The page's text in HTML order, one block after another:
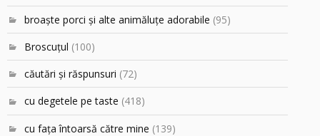
broaşte porci şi alte animăluţe adorabile (95)
Broscuțul (100)
căutări şi răspunsuri (72)
cu degetele pe taste (418)
cu faţa întoarsă către mine (139)